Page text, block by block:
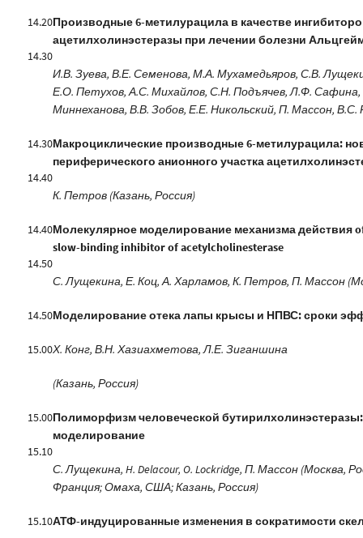
14.20
14.30
Производные 6-метилурацила в качестве
ацетилхолинэстеразы при лечении болезни
И.В. Зуева, В.Е. Семенова, М.А. Мухамедьяров, С.В.
Е.О. Петухов, А.С. Михайлов, С.Н. Подъячев, Л.Ф.
Миннеханова, В.В. Зобов, Е.Е. Никольский, П. Массон, В.С.
14.30
14.40
Макроциклические производные 6-метилурацила:
периферического анионного участка
К. Петров (Казань, Россия)
14.40
14.50
Молекулярное моделирование механизма действия of
slow-binding inhibitor of acetylcholinesterase
С. Лущекина, Е. Коц, А. Харламов, К. Петров, П. Массон
14.50
15.00
Моделирование отека лапы крысы и НПВС: сроки
Х. Конг, В.Н. Хазиахметова, Л.Е. Зиганшина
(Казань, Россия)
15.00
15.10
Полиморфизм человеческой
моделирование
С. Лущекина, H. Delacour, O. Lockridge, П. Массон (Москва,
Франция; Омаха, США; Казань, Россия)
15.10АТФ-индуцированные изменения в сократимости